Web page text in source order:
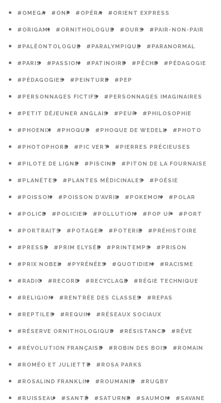
#OMEGA #ONF #OPÉRA #ORIENT EXPRESS
#ORIGAMI #ORNITHOLOGUE #OURS #PAIR-NON-PAIR
#PALÉONTOLOGUE #PARALYMPIQUE #PARANORMAL
#PARIS #PASSION #PATINOIRE #PÊCHE #PÉDAGOGIE
#PÉDAGOGIES #PEINTURE #PEP
#PERSONNAGES FICTIFS #PERSONNAGES IMAGINAIRES
#PETIT DÉJEUNER ANGLAIS #PEUR #PHILOSOPHIE
#PHOENIX #PHOQUE #PHOQUE DE WEDELL #PHOTO
#PHOTOPHORE #PIC VERT #PIERRES PRÉCIEUSES
#PILOTE DE LIGNE #PISCINE #PITON DE LA FOURNAISE
#PLANÈTES #PLANTES MÉDICINALES #POÉSIE
#POISSON #POISSON D'AVRIL #POKEMON #POLAR
#POLICE #POLICIER #POLLUTION #POP UP #PORT
#PORTRAITS #POTAGER #POTERIE #PRÉHISTOIRE
#PRESSE #PRIM ELYSÉE #PRINTEMPS #PRISON
#PRIX NOBEL #PYRÉNÉES #QUOTIDIEN #RACISME
#RADIO #RECORD #RECYCLAGE #RÉGIE TECHNIQUE
#RELIGION #RENTRÉE DES CLASSES #REPAS
#REPTILES #REQUIN #RÉSEAUX SOCIAUX
#RÉSERVE ORNITHOLOGIQUE #RÉSISTANCE #RÊVE
#RÉVOLUTION FRANÇAISE #ROBIN DES BOIS #ROMAIN
#ROMÉO ET JULIETTE #ROSA PARKS
#ROSALIND FRANKLIN #ROUMANIE #RUGBY
#RUISSEAU #SANTÉ #SATURNE #SAUMON #SAVANE